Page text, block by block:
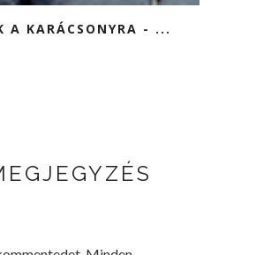
A KARÁCSONYRA - ...